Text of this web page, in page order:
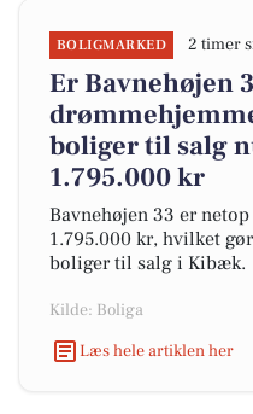
BOLIGMARKED 2 timer
Er Bavnehøjen
boliger til salg
1.795.000 kr
Bavnehøjen 33 er
1.795.000 kr, hvilket
boliger til salg i Kibæk.
Kilde: Boliga
Læs hele artiklen her